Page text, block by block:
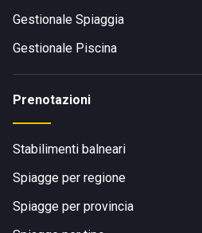
Gestionale Spiaggia
Gestionale Piscina
Prenotazioni
Stabilimenti balneari
Spiagge per regione
Spiagge per provincia